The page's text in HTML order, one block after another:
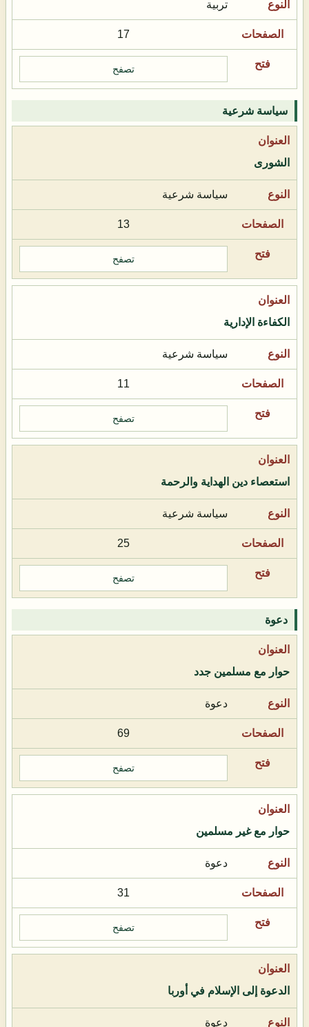
تربية
17
تصفح
سياسة شرعية
الشورى
سياسة شرعية
13
تصفح
الكفاءة الإدارية
سياسة شرعية
11
تصفح
استعصاء دين الهداية والرحمة
سياسة شرعية
25
تصفح
دعوة
حوار مع مسلمين جدد
دعوة
69
تصفح
حوار مع غير مسلمين
دعوة
31
تصفح
الدعوة إلى الإسلام في أوربا
دعوة